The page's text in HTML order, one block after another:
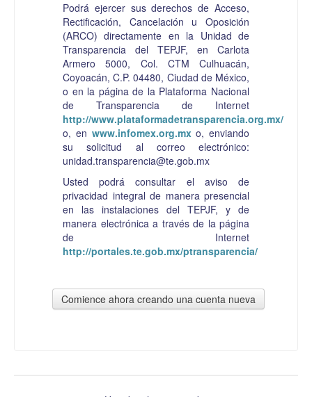
Podrá ejercer sus derechos de Acceso,
Rectificación, Cancelación u Oposición
(ARCO) directamente en la Unidad de
Transparencia del TEPJF, en Carlota
Armero 5000, Col. CTM Culhuacán,
Coyoacán, C.P. 04480, Ciudad de México,
o en la página de la Plataforma Nacional
de Transparencia de Internet
http://www.plataformadetransparencia.org.mx/
o, en www.infomex.org.mxo, enviando
su solicitud al correo electrónico:
unidad.transparencia@te.gob.mx
Usted podrá consultar el aviso de
privacidad integral de manera presencial
en las instalaciones del TEPJF, y de
manera electrónica a través de la página
de Internet
http://portales.te.gob.mx/ptransparencia/